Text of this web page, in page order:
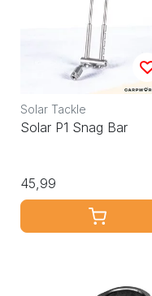
Solar Tackle
Solar P1 Snag Bar
45,99